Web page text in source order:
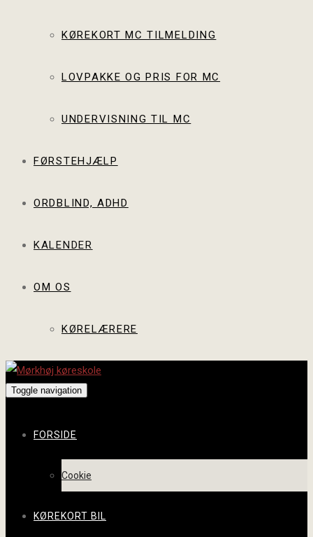
KØREKORT MC TILMELDING
LOVPAKKE OG PRIS FOR MC
UNDERVISNING TIL MC
FØRSTEHJÆLP
ORDBLIND, ADHD
KALENDER
OM OS
KØRELÆRERE
Toggle navigation
FORSIDE
Cookie
KØREKORT BIL